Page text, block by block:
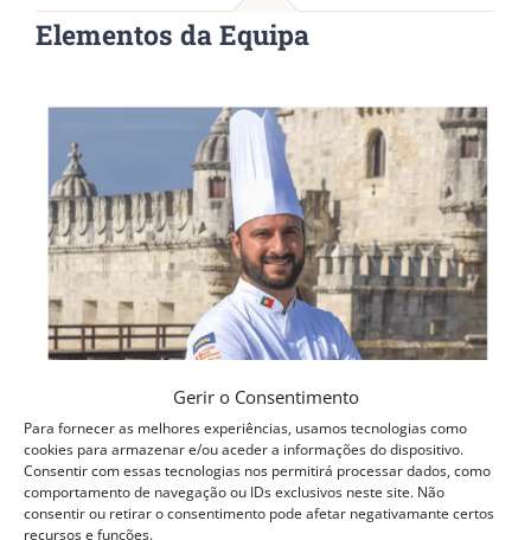
Gerir o Consentimento
Para fornecer as melhores experiências, usamos tecnologias como
cookies para armazenar e/ou aceder a informações do dispositivo.
Consentir com essas tecnologias nos permitirá processar dados, como
comportamento de navegação ou IDs exclusivos neste site. Não
consentir ou retirar o consentimento pode afetar negativamante certos
recursos e funções.
Elementos da Equipa